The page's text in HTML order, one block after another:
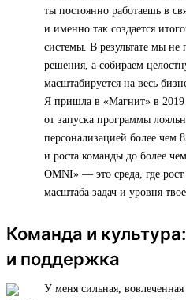
ты постоянно работаешь в
и именно так создается
системы. В результате мы не
решения, а собираем
масштабируется на весь
Я пришла в «Магнит» в 2019
от запуска программы
персонализацией более чем
и роста команды до более
OMNI» — это среда, где рост
масштаба задач и уровня
Команда и
и поддержка
У меня сильная,